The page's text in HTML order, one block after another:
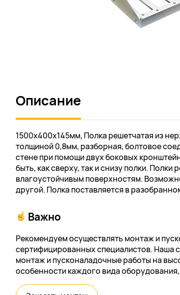
Описание
1500х400х145мм, Полка решетчатая из
толщиной 0,8мм, разборная, болтовое
стене при помощи двух боковых
быть, как сверху, так и снизу полки. Полки
влагоустойчивым поверхностям.
другой. Полка поставляется в
Важно
Рекомендуем осуществлять монтаж и
сертифицированных специалистов. Наша
монтаж и пусконаладочные работы на
особенности каждого вида